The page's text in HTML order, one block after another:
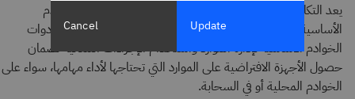
يعد التكامل مع IBM PowerVM هو أحد عمليات تكامل الخوادم
الأساسية الثلاثة المتاحة لمنصة IBM Turbonomic. الاتصال بأدوات
الخوادم الأساسية لإدارة الموارد واستخدام الإجراءات التلقائية لضمان
حصول الأجهزة الافتراضية على الموارد التي تحتاجها لأداء مهامها، سواء على
الخوادم المحلية أو في السحابة.
Cancel Update